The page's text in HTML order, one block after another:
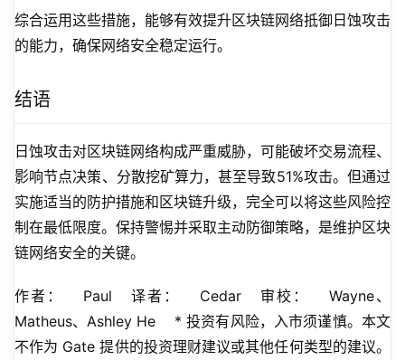
综合运用这些措施，能够有效提升区块链网络抵御日蚀攻击
的能力，确保网络安全稳定运行。
结语
日蚀攻击对区块链网络构成严重威胁，可能破坏交易流程、
影响节点决策、分散挖矿算力，甚至导致51%攻击。但通过
实施适当的防护措施和区块链升级，完全可以将这些风险控
制在最低限度。保持警惕并采取主动防御策略，是维护区块
链网络安全的关键。
作者：   Paul   译者：   Cedar   审校：   Wayne、
Matheus、Ashley He    * 投资有风险，入市须谨慎。本文
不作为 Gate 提供的投资理财建议或其他任何类型的建议。